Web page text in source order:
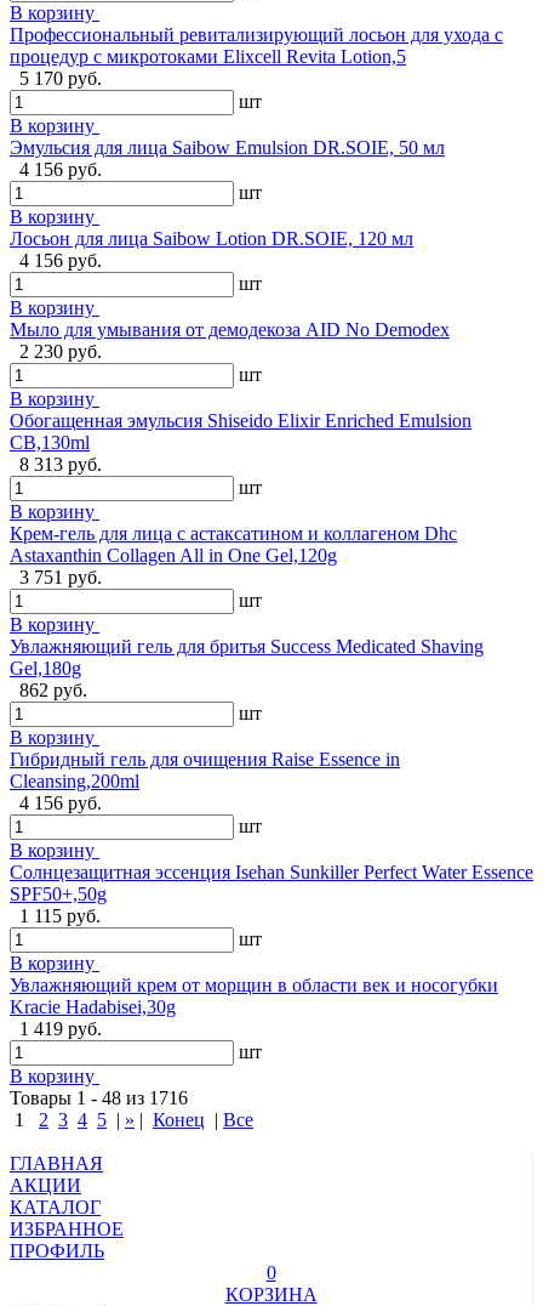
В корзину
Профессиональный ревитализирующий лосьон для ухода с
процедур с микротоками Elixcell Revita Lotion,5
5 170 руб.
шт
В корзину
Эмульсия для лица Saibow Emulsion DR.SOIE, 50 мл
4 156 руб.
шт
В корзину
Лосьон для лица Saibow Lotion DR.SOIE, 120 мл
4 156 руб.
шт
В корзину
Мыло для умывания от демодекоза AID No Demodex
2 230 руб.
шт
В корзину
Обогащенная эмульсия Shiseido Elixir Enriched Emulsion
CB,130ml
8 313 руб.
шт
В корзину
Крем-гель для лица с астаксатином и коллагеном Dhc
Astaxanthin Collagen All in One Gel,120g
3 751 руб.
шт
В корзину
Увлажняющий гель для бритья Success Medicated Shaving
Gel,180g
862 руб.
шт
В корзину
Гибридный гель для очищения Raise Essence in
Cleansing,200ml
4 156 руб.
шт
В корзину
Солнцезащитная эссенция Isehan Sunkiller Perfect Water Essence
SPF50+,50g
1 115 руб.
шт
В корзину
Увлажняющий крем от морщин в области век и носогубки
Kracie Hadabisei,30g
1 419 руб.
шт
В корзину
Товары 1 - 48 из 1716
1
2 3 4 5 | » | Конец | Все
ГЛАВНАЯ
АКЦИИ
КАТАЛОГ
ИЗБРАННОЕ
ПРОФИЛЬ
0
КОРЗИНА